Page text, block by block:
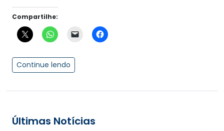
Compartilhe:
Continue lendo
Últimas Notícias